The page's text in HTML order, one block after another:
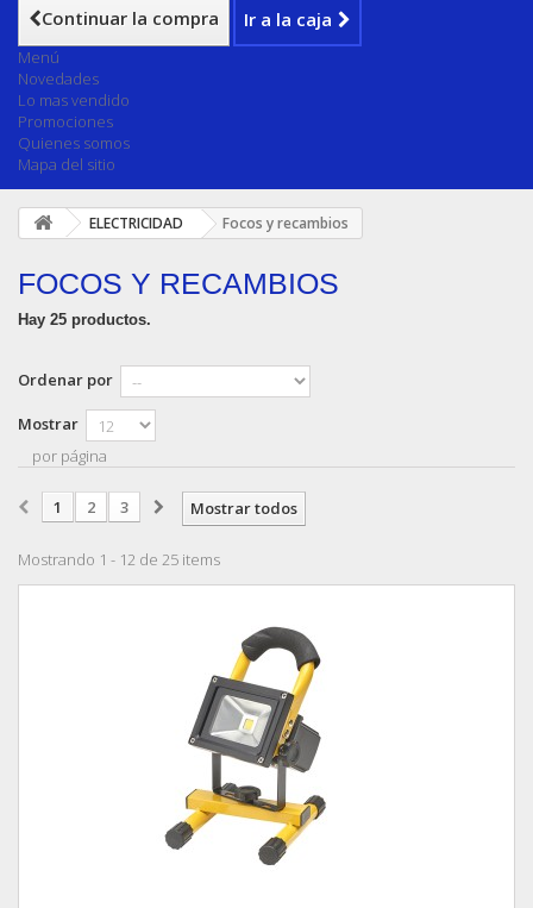
Continuar la compra Ir a la caja
Menú
Novedades
Lo mas vendido
Promociones
Quienes somos
Mapa del sitio
ELECTRICIDAD Focos y recambios
FOCOS Y RECAMBIOS
Hay 25 productos.
Ordenar por
Mostrar
por página
Mostrar todos
1 2 3
Mostrando 1 - 12 de 25 items